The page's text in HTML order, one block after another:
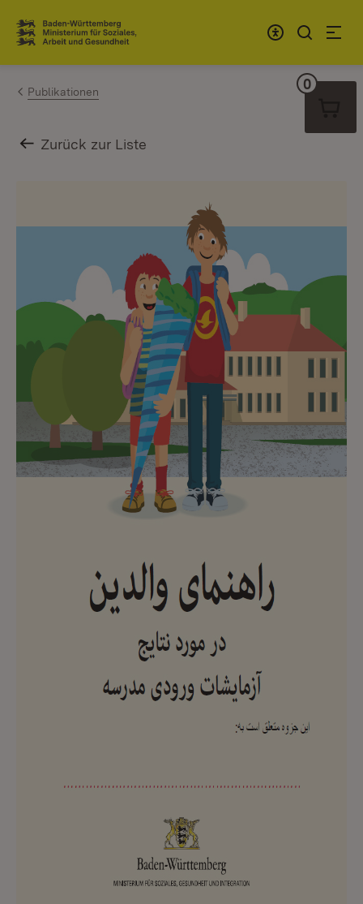
Zum Inhalt springen
Link zur Startseite
Publikationen
Zurück zur Liste
0